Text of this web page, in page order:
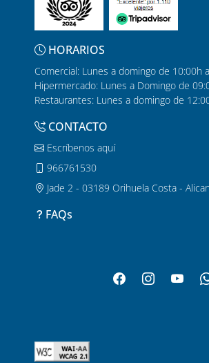
HORARIOS
Comercial: Lunes a domingo de 10:00h
Hipermercado: Lunes a Domingo de
Restaurantes: Lunes a domingo de
CONTACTO
Escríbenos aquí
966761530
Jade 2 - 03189 Orihuela Costa -
FAQs